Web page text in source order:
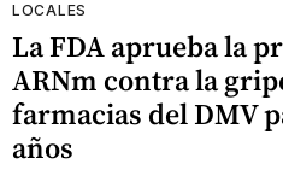
LOCALES
La FDA aprueba la
ARNm contra la
farmacias del DMV
años